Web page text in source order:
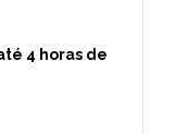
4 horas de